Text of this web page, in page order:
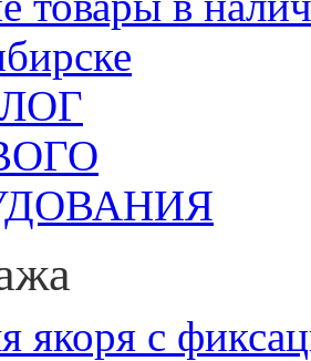
якоря с